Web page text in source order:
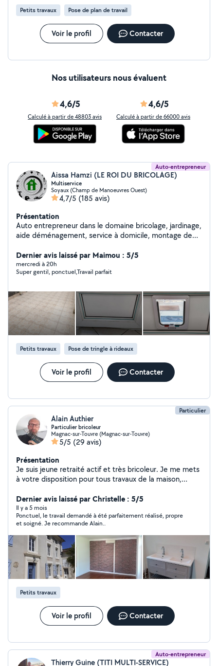
Petits travaux Pose de plan de travail
Voir le profil Contacter
Nos utilisateurs nous évaluent
4,6/5
Calculé à partir de 48803 avis
4,6/5
Calculé à partir de 66000 avis
Auto-entrepreneur
Aissa Hamzi (LE ROI DU BRICOLAGE)
Multiservice
Soyaux (Champ de Manoeuvres Ouest)
4,7/5 (185 avis)
Présentation
Auto entrepreneur dans le domaine bricolage, jardinage,
aide déménagement, service à domicile, montage de
travaux de maçonnerie, terrassement, peinture)
Dernier avis laissé par Maimou : 5/5
mercredi à 20h
Super gentil, ponctuel,Travail parfait
Petits travaux Pose de tringle à rideaux
Voir le profil Contacter
Particulier
Alain Authier
Particulier bricoleur
Magnac-sur-Touvre (Magnac-sur-Touvre)
5/5 (29 avis)
Présentation
Je suis jeune retraité actif et très bricoleur. Je me mets
à votre disposition pour tous travaux de la maison,
pose revêtement mural et sol.
Dernier avis laissé par Christelle : 5/5
Il y a 5 mois
Ponctuel, le travail demandé à été parfaitement réalisé, propre
et soigné. Je recommande Alain..
Petits travaux
Voir le profil Contacter
Auto-entrepreneur
Thierry Guine (TITI MULTI-SERVICE)